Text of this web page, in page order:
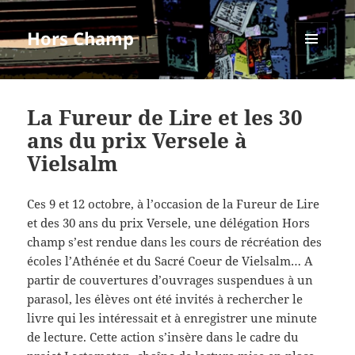
Hors Champ
MENU
ET
La Fureur de Lire et les 30
ans du prix Versele à
Vielsalm
Ces 9 et 12 octobre, à l’occasion de la Fureur de Lire
et des 30 ans du prix Versele, une délégation Hors
champ s’est rendue dans les cours de récréation des
écoles l’Athénée et du Sacré Coeur de Vielsalm… A
partir de couvertures d’ouvrages suspendues à un
parasol, les élèves ont été invités à rechercher le
livre qui les intéressait et à enregistrer une minute
de lecture. Cette action s’insère dans le cadre du